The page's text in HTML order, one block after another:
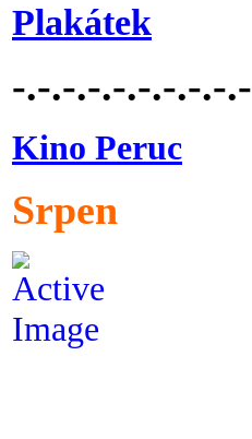
Plakátek
-.-.-.-.-.-.-.-.-.-
Kino Peruc
Srpen